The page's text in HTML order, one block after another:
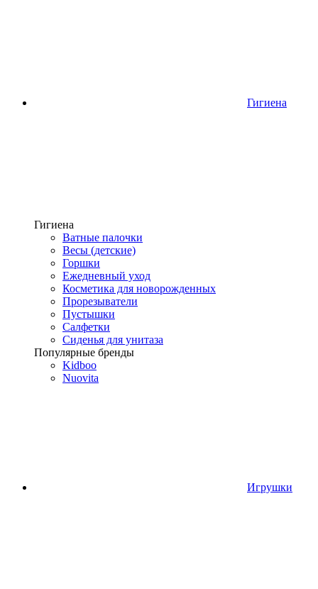
Гигиена
Гигиена
Ватные палочки
Весы (детские)
Горшки
Ежедневный уход
Косметика для новорожденных
Прорезыватели
Пустышки
Салфетки
Сиденья для унитаза
Популярные бренды
Kidboo
Nuovita
Игрушки